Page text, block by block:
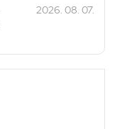
2026. 08. 07.